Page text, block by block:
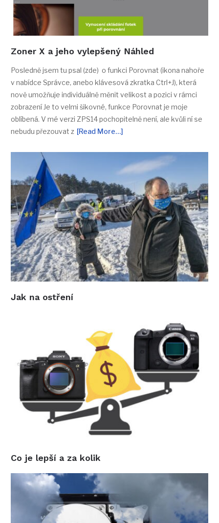
Zoner X a jeho vylepšený Náhled
Posledně jsem tu psal (zde) o funkci Porovnat (ikona nahoře
v nabídce Správce, anebo klávesová zkratka Ctrl+J), která
nově umožňuje individuálně měnit velikost a pozici v rámci
zobrazení Je to velmi šikovné, funkce Porovnat je moje
oblíbená. V mé verzi ZPS14 pochopitelně není, ale kvůli ní se
nebudu přezouvat z [Read More…]
Jak na ostření
Co je lepší a za kolik